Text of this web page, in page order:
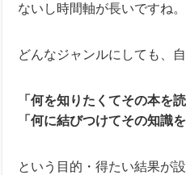
ないし時間軸が長いですね。
どんなジャンルにしても、
「何を知りたくてその本を
「何に結びつけてその知識
という目的・得たい結果が